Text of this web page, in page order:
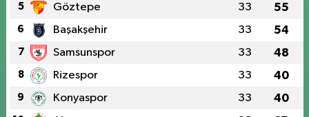
5 Göztepe 33 55
6 Başakşehir 33 54
7 Samsunspor 33 48
8 Rizespor 33 40
9 Konyaspor 33 40